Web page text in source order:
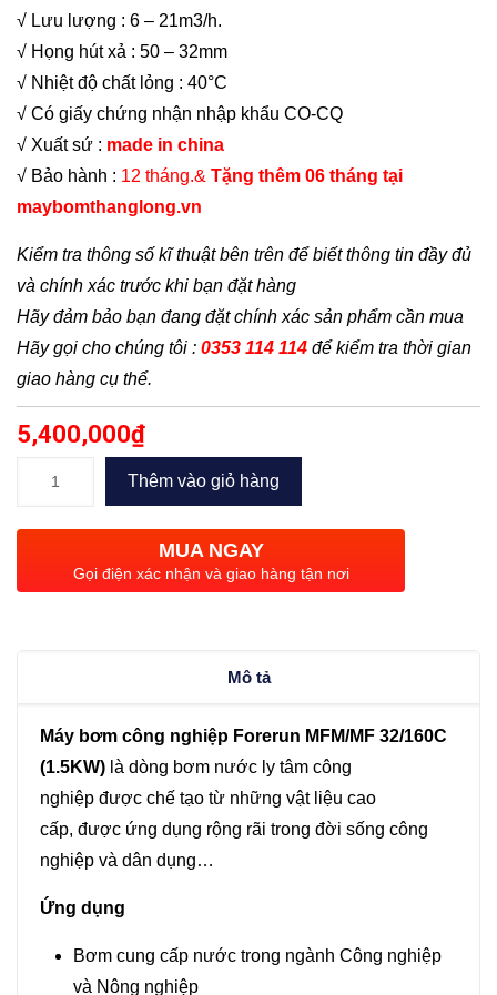
√ Lưu lượng : 6 – 21m3/h.
√ Họng hút xả : 50 – 32mm
√ Nhiệt độ chất lỏng : 40°C
√ Có giấy chứng nhận nhập khẩu CO-CQ
√ Xuất sứ : made in china
√ Bảo hành : 12 tháng.& Tặng thêm 06 tháng tại
maybomthanglong.vn
Kiểm tra thông số kĩ thuật bên trên để biết thông tin đầy đủ
và chính xác trước khi bạn đặt hàng
Hãy đảm bảo bạn đang đặt chính xác sản phẩm cần mua
Hãy gọi cho chúng tôi : 0353 114 114 để kiểm tra thời gian
giao hàng cụ thể.
5,400,000₫
nghiệp
Forerun
MFM
Thêm vào giỏ hàng
MUA NGAY
Gọi điện xác nhận và giao hàng tận nơi
Mô tả
Máy bơm công nghiệp Forerun MFM/MF 32/160C
(1.5KW) là dòng bơm nước ly tâm công
nghiệp được chế tạo từ những vật liệu cao
cấp, được ứng dụng rộng rãi trong đời sống công
nghiệp và dân dụng…
Ứng dụng
Bơm cung cấp nước trong ngành Công nghiệp
và Nông nghiệp